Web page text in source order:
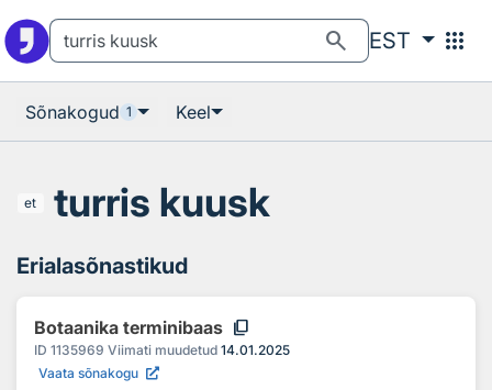
search EST apps
Sõnakogud 1 Keel
et turris kuusk
Erialasõnastikud
Botaanika terminibaas content_copy
ID 1135969 Viimati muudetud 14.01.2025
Vaata sõnakogu